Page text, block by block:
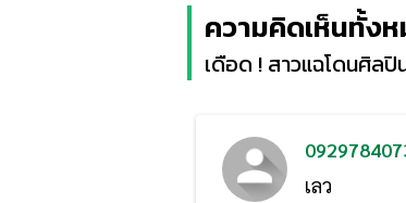
ความคิดเห็นทั้งห
เดือด ! สาวแฉโดนศิล
เลว